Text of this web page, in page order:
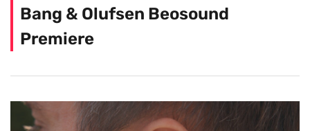
Bang & Olufsen Beosound
Premiere